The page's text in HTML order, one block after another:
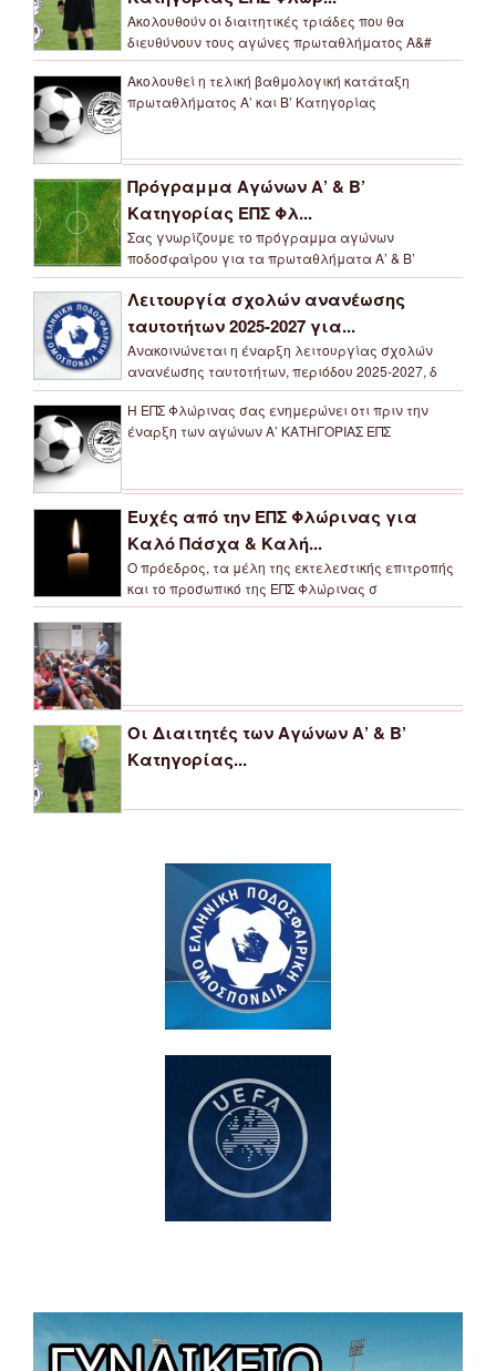
Ακολουθούν οι διαιτητικές τριάδες που θα
διευθύνουν τους αγώνες πρωταθλήματος Α&#
Ακολουθεί η τελική βαθμολογική κατάταξη
πρωταθλήματος Α’ και Β’ Κατηγορίας
Πρόγραμμα Αγώνων Α’ & Β’
Κατηγορίας ΕΠΣ Φλ...
Σας γνωρίζουμε το πρόγραμμα αγώνων
ποδοσφαίρου για τα πρωταθλήματα Α’ & Β’
Λειτουργία σχολών ανανέωσης
ταυτοτήτων 2025-2027 για...
Ανακοινώνεται η έναρξη λειτουργίας σχολών
ανανέωσης ταυτοτήτων, περιόδου 2025-2027, δ
Η ΕΠΣ Φλώρινας σας ενημερώνει οτι πριν την
έναρξη των αγώνων Α’ ΚΑΤΗΓΟΡΙΑΣ ΕΠΣ
Ευχές από την ΕΠΣ Φλώρινας για
Καλό Πάσχα & Καλή...
Ο πρόεδρος, τα μέλη της εκτελεστικής επιτροπής
και το προσωπικό της ΕΠΣ Φλώρινας σ
Οι Διαιτητές των Αγώνων Α’ & Β’
Κατηγορίας...